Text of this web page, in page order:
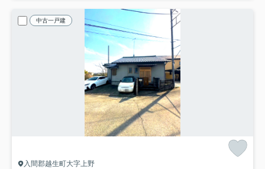
中古一戸建
入間郡越生町大字上野